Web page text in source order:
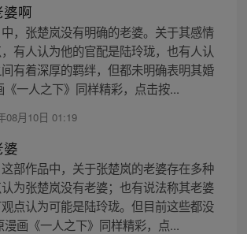
啊
，张楚岚没有明确的老婆。关于其感情
有人认为他的官配是陆玲珑，也有人认
有着深厚的羁绊，但都未明确表明其婚
一人之下》同样精彩，点击按...
08月10日 01:19
部作品中，关于张楚岚的老婆存在多种
为张楚岚没有老婆；也有说法称其老婆
点认为可能是陆玲珑。但目前这些都没
漫画《一人之下》同样精彩，点...